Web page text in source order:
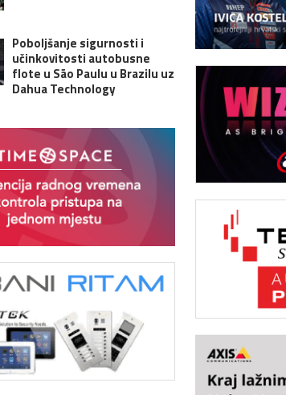
Poboljšanje sigurnosti i
učinkovitosti autobusne
flote u São Paulu u Brazilu uz
Dahua Technology